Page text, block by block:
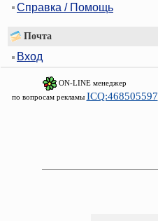
Справка / Помощь
Почта
Вход
ON-LINE менеджер
по вопросам рекламы ICQ:468505597